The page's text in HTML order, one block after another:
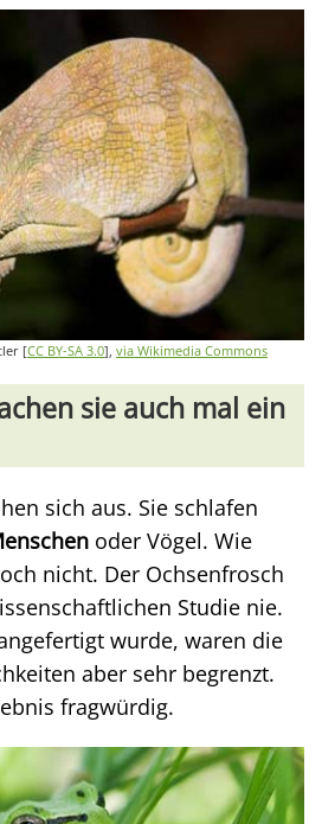
[CC BY-SA 3.0], via Wikimedia Commons
sie auch mal ein
sich aus. Sie schlafen
oder Vögel. Wie
nicht. Der Ochsenfrosch
Studie nie.
wurde, waren die
aber sehr begrenzt.
fragwürdig.